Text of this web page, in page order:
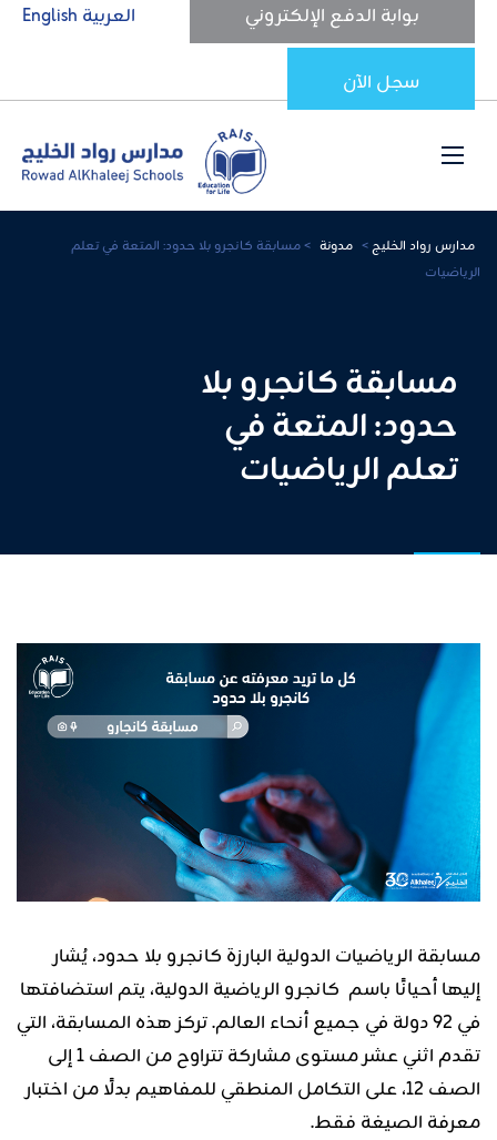
بوابة الدفع الإلكتروني
سجل الآن
العربية English
مدارس رواد الخليج> مدونة >مسابقة كانجرو بلا حدود: المتعة في تعلم
الرياضيات
مسابقة كانجرو بلا
حدود: المتعة في
تعلم الرياضيات
مسابقة الرياضيات الدولية البارزة كانجرو بلا حدود، يُشار
إليها أحيانًا باسم كانجرو الرياضية الدولية، يتم استضافتها
في 92 دولة في جميع أنحاء العالم. تركز هذه المسابقة، التي
تقدم اثني عشر مستوى مشاركة تتراوح من الصف 1 إلى
الصف 12، على التكامل المنطقي للمفاهيم بدلًا من اختبار
معرفة الصيغة فقط.